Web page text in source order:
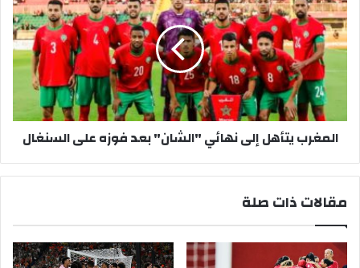
المغرب يتأهل إلى نهائي "الشان" بعد فوزه على السنغال
مقالات ذات صلة